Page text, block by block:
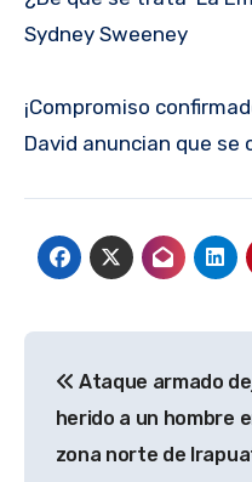
Sydney Sweeney
¡Compromiso
David anuncian que se
de
entradas
Ataque armado
herido a un hombre
zona norte de